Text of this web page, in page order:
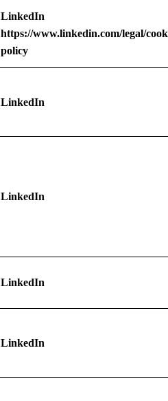
LinkedIn
https://www.linkedin.com/legal/
policy
LinkedIn
LinkedIn
LinkedIn
LinkedIn